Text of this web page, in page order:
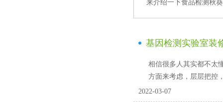
来介绍一下食品检测秋
基因检测实验室装
相信很多人其实都不太
方面来考虑，层层把控
2022-03-07